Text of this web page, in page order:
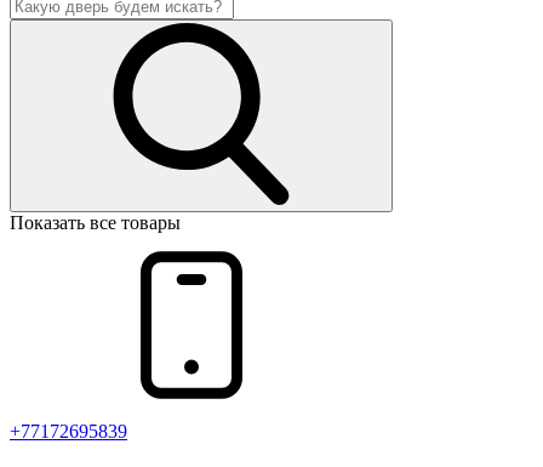
Показать все товары
+77172695839